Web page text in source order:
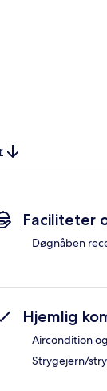
Faciliteter
Døgnåben
Hjemlig
Aircondition
Strygejern/